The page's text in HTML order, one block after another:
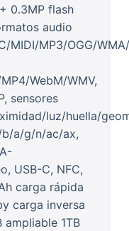
0.3MP flash
audio
MIDI/MP3/OGG/WMA/
WebM/WMV,
sensores
luz/huella/
b/a/g/n/ac/ax,
USB-C, NFC,
carga rápida
carga inversa
ampliable 1TB